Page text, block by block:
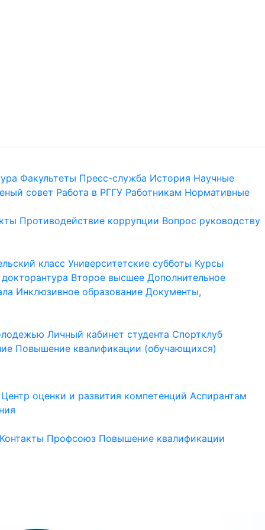
Факультеты Пресс-служба История Научные
совет Работа в РГГУ Работникам Нормативные
Противодействие коррупции Вопрос руководству
класс Университетские субботы Курсы
Второе высшее Дополнительное
Инклюзивное образование Документы,
Личный кабинет студента Спортклуб
Повышение квалификации (обучающихся)
Центр оценки и развития компетенций Аспирантам
Контакты Профсоюз Повышение квалификации